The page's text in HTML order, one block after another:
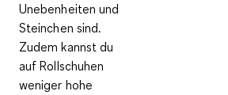
Unebenheiten und
Steinchen sind.
Zudem kannst du
auf Rollschuhen
weniger hohe